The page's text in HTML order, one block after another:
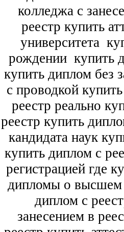
колледжа с
реестр купить
университета
рождении купить
купить диплом без
с проводкой
реестр реально
реестр купить
кандидата наук
купить диплом с
регистрацией где
дипломы о высшем
диплом с
занесением в